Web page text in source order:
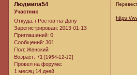
Людмила54
Участник
Откуда: г.Ростов-на-Дону
Зарегистрирован: 2013-01-13
Приглашений: 0
Сообщений: 301
Пол: Женский
Возраст: 71 [1954-12-12]
Провел на форуме:
1 месяц 14 дней
https://